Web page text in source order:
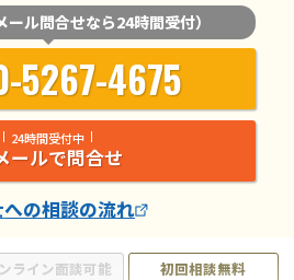
ライン面談可能
初回相談無料
ール問合せなら24時間受付）
5267-4675
24時間受付中
ールで問合せ
への相談の流れ